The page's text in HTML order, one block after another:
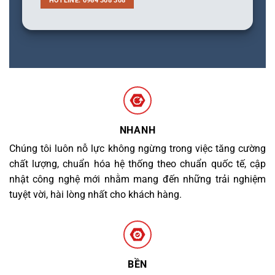
NHANH
Chúng tôi luôn nỗ lực không ngừng trong việc tăng cường
chất lượng, chuẩn hóa hệ thống theo chuẩn quốc tế, cập
nhật công nghệ mới nhằm mang đến những trải nghiệm
tuyệt vời, hài lòng nhất cho khách hàng.
BỀN